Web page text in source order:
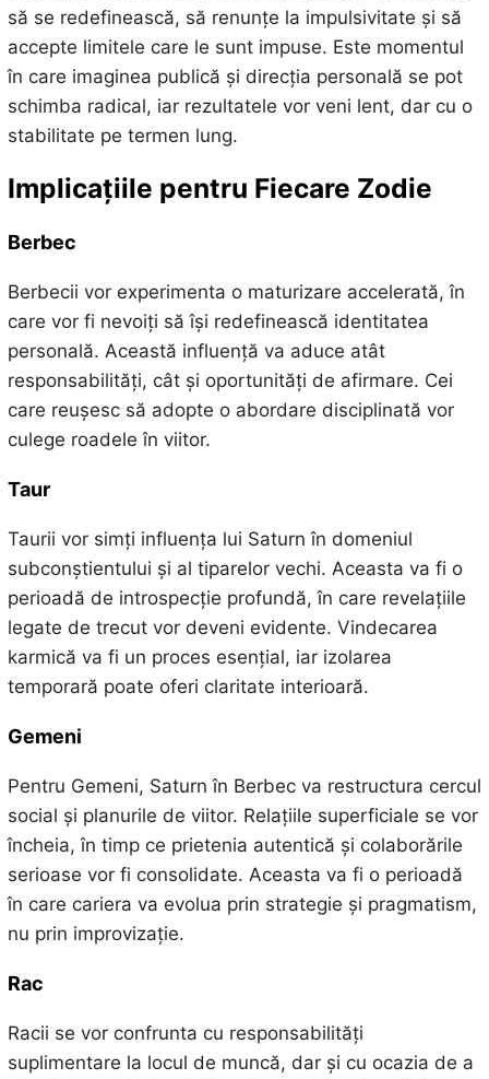
să se redefinească, să renunțe la impulsivitate și să
accepte limitele care le sunt impuse. Este momentul
în care imaginea publică și direcția personală se pot
schimba radical, iar rezultatele vor veni lent, dar cu o
stabilitate pe termen lung.
Implicațiile pentru Fiecare Zodie
Berbec
Berbecii vor experimenta o maturizare accelerată, în
care vor fi nevoiți să își redefinească identitatea
personală. Această influență va aduce atât
responsabilități, cât și oportunități de afirmare. Cei
care reușesc să adopte o abordare disciplinată vor
culege roadele în viitor.
Taur
Taurii vor simți influența lui Saturn în domeniul
subconștientului și al tiparelor vechi. Aceasta va fi o
perioadă de introspecție profundă, în care revelațiile
legate de trecut vor deveni evidente. Vindecarea
karmică va fi un proces esențial, iar izolarea
temporară poate oferi claritate interioară.
Gemeni
Pentru Gemeni, Saturn în Berbec va restructura cercul
social și planurile de viitor. Relațiile superficiale se vor
încheia, în timp ce prietenia autentică și colaborările
serioase vor fi consolidate. Aceasta va fi o perioadă
în care cariera va evolua prin strategie și pragmatism,
nu prin improvizație.
Rac
Racii se vor confrunta cu responsabilități
suplimentare la locul de muncă, dar și cu ocazia de a